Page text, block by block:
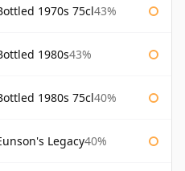
1970s 75cl43%
1980s43%
1980s 75cl40%
Legacy40%